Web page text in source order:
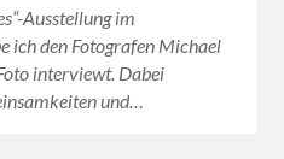
Ausstellung im
ich den Fotografen Michael
interviewt. Dabei
und…